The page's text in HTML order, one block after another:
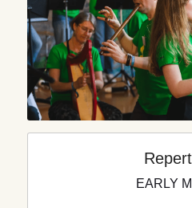
EARLY